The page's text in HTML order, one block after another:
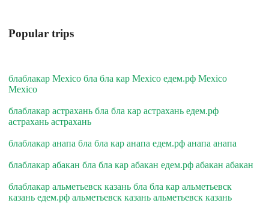
Popular trips
блаблакар Mexico бла бла кар Mexico едем.рф Mexico
Mexico
блаблакар астрахань бла бла кар астрахань едем.рф
астрахань астрахань
блаблакар анапа бла бла кар анапа едем.рф анапа анапа
блаблакар абакан бла бла кар абакан едем.рф абакан абакан
блаблакар альметьевск казань бла бла кар альметьевск
казань едем.рф альметьевск казань альметьевск казань